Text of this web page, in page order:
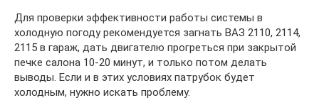
Для проверки эффективности работы системы в
холодную погоду рекомендуется загнать ВАЗ 2110, 2114,
2115 в гараж, дать двигателю прогреться при закрытой
печке салона 10-20 минут, и только потом делать
выводы. Если и в этих условиях патрубок будет
холодным, нужно искать проблему.